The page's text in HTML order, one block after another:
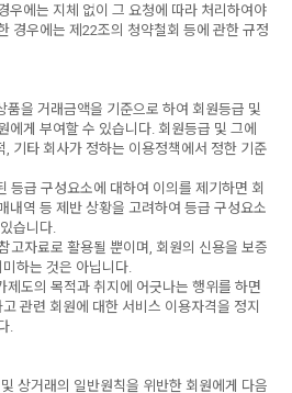
우에는 지체 없이 그 요청에 따라 처리하여야
경우에는 제22조의 청약철회 등에 관한 규정
을 거래금액을 기준으로 하여 회원등급 및
에게 부여할 수 있습니다. 회원등급 및 그에
, 기타 회사가 정하는 이용정책에서 정한 기준
급 구성요소에 대하여 이의를 제기하면 회
내역 등 제반 상황을 고려하여 등급 구성요소
습니다.
자료로 활용될 뿐이며, 회원의 신용을 보증
하는 것은 아닙니다.
도의 목적과 취지에 어긋나는 행위를 하면
관련 회원에 대한 서비스 이용자격을 정지
.
상거래의 일반원칙을 위반한 회원에게 다음